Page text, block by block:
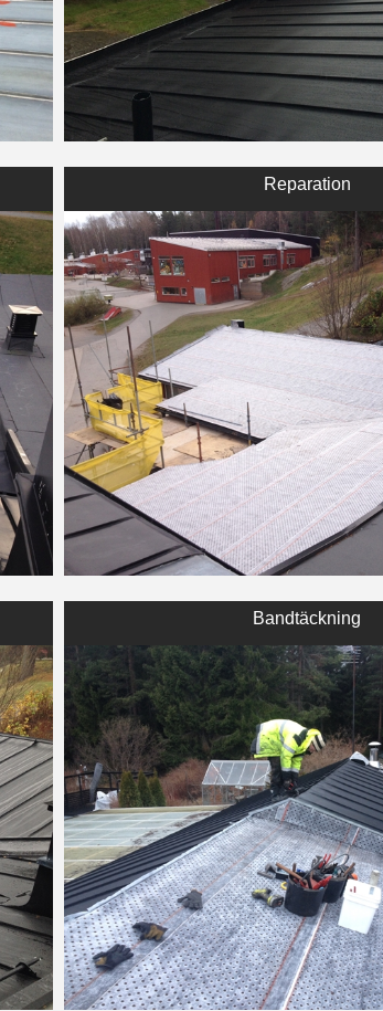
Reparation
Bandtäckning